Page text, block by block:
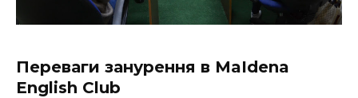
Переваги занурення в MaIdena
English Club